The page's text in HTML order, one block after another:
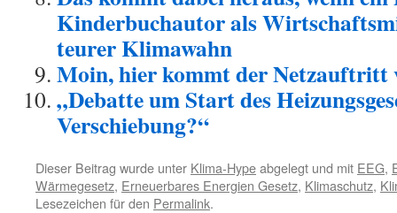
Kinderbuchautor als
teurer Klimawahn
Moin, hier kommt der Netzauftritt
„Debatte um Start des
Verschiebung?“
Dieser Beitrag wurde unter Klima-Hypeabgelegt und mit EEG,
Wärmegesetz, Erneuerbares Energien Gesetz, Klimaschutz,
Lesezeichen für den Permalink.